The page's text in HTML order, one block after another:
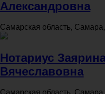
Александровна
Самарская область,
Нотариус
Вячеславовна
Самарская область,